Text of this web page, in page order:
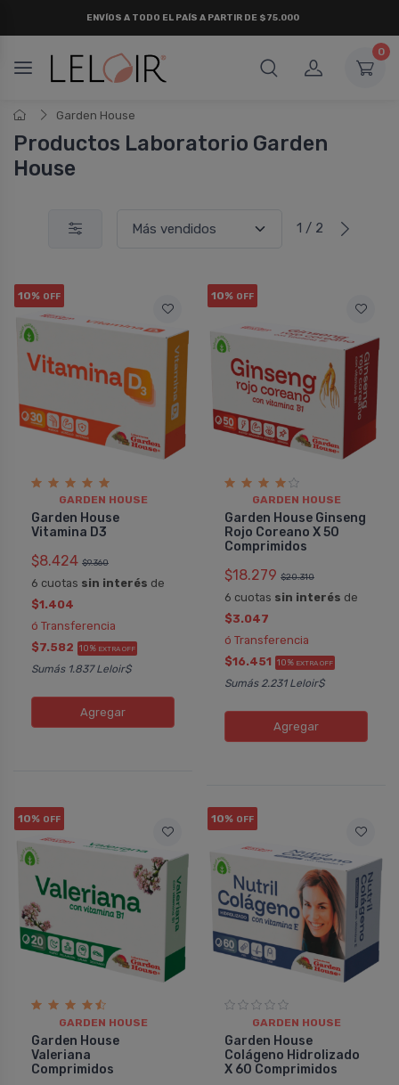
0
Garden House
Productos Laboratorio Garden
House
PATRICIA
Garden House Valeriana
Comprimidos
Me ayuda a sentirme mejor, más
relajada y de buen ánimo para
enfrentar el stress diario. También
sueño. No me produjo somnolencia
durante el día, sino una sensación de
Garden
Es muy
vitales. Tanto
calcio como
inmunitario
vitaminas y
algun....
COMPRAR
1 / 2
10% OFF
GARDEN HOUSE
Garden House
Vitamina D3
$8.424 $9.360
6 cuotas sin interés de
$1.404
ó Transferencia
$7.582 10% EXTRA OFF
Sumás 1.837 Leloir$
Agregar
10% OFF
GARDEN HOUSE
Garden House Ginseng
Rojo Coreano X 50
Comprimidos
$18.279 $20.310
6 cuotas sin interés de
$3.047
ó Transferencia
$16.451 10% EXTRA OFF
Sumás 2.231 Leloir$
Agregar
10% OFF
GARDEN HOUSE
Garden House
Valeriana
Comprimidos
10% OFF
GARDEN HOUSE
Garden House
Colágeno Hidrolizado
X 60 Comprimidos